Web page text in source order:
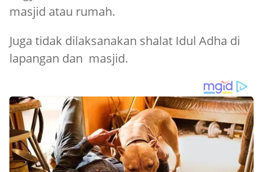
masjid atau rumah.
Juga tidak dilaksanakan shalat Idul Adha di
lapangan dan masjid.